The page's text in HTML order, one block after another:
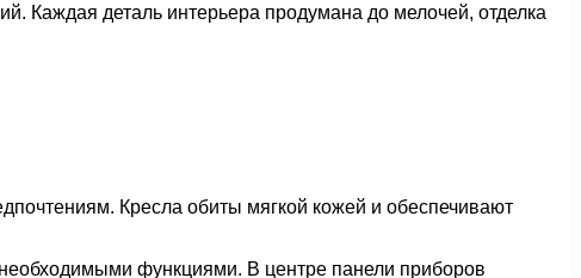
Каждая деталь интерьера продумана до мелочей, отделка
Кресла обиты мягкой кожей и обеспечивают
функциями. В центре панели приборов